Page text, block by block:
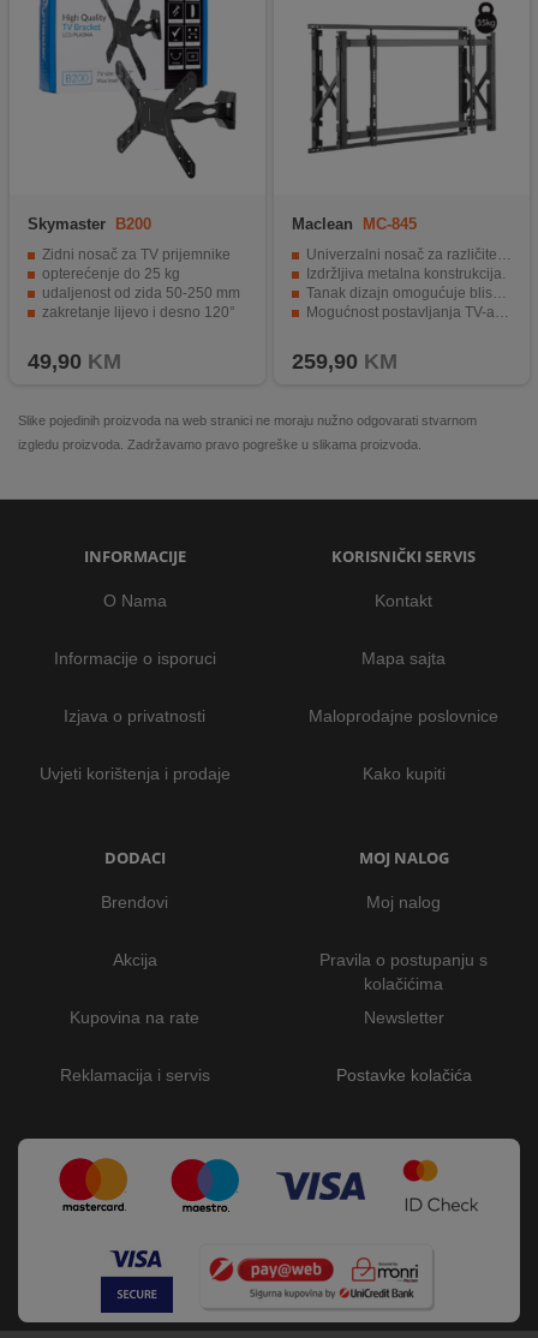
Skymaster B200
Zidni nosač za TV prijemnike
opterećenje do 25 kg
udaljenost od zida 50-250 mm
zakretanje lijevo i desno 120°
49,90 KM
Maclean MC-845
Univerzalni nosač za različite vrste TV-a.
Izdržljiva metalna konstrukcija.
Tanak dizajn omogućuje blisko postavljanje zaslona.
Mogućnost postavljanja TV-a vodoravno i okomito.
259,90 KM
Slike pojedinih proizvoda na web stranici ne moraju nužno odgovarati stvarnom
izgledu proizvoda. Zadržavamo pravo pogreške u slikama proizvoda.
INFORMACIJE
O Nama
Informacije o isporuci
Izjava o privatnosti
Uvjeti korištenja i prodaje
KORISNIČKI SERVIS
Kontakt
Mapa sajta
Maloprodajne poslovnice
Kako kupiti
DODACI
Brendovi
Akcija
Kupovina na rate
Reklamacija i servis
MOJ NALOG
Moj nalog
Pravila o postupanju s
kolačićima
Newsletter
Postavke kolačića